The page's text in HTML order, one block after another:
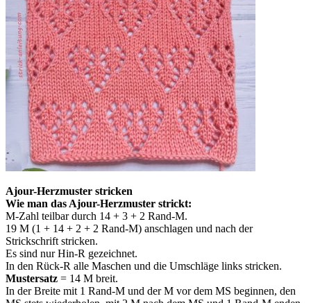
Ajour-Herzmuster stricken
Wie man das Ajour-Herzmuster strickt:
M-Zahl teilbar durch 14 + 3 + 2 Rand-M.
19 M (1 + 14 + 2 + 2 Rand-M) anschlagen und nach der
Strickschrift stricken.
Es sind nur Hin-R gezeichnet.
In den Rück-R alle Maschen und die Umschläge links stricken.
Mustersatz = 14 M breit.
In der Breite mit 1 Rand-M und der M vor dem MS beginnen, den